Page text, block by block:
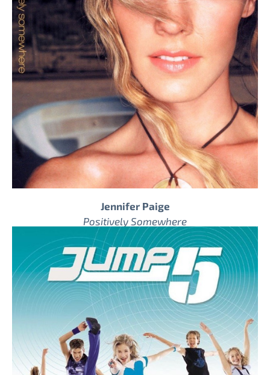
Jennifer Paige
Positively Somewhere